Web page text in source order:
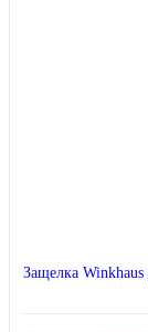
Защелка Winkhaus